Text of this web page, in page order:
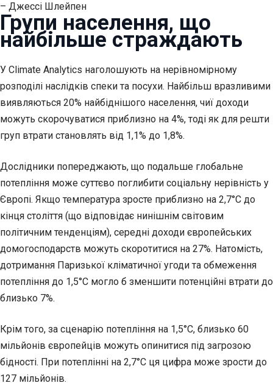
– Джессі Шлейпен
Групи населення, що
найбільше страждають
У Climate Analytics наголошують на нерівномірному
розподілі наслідків спеки та посухи. Найбільш вразливими
виявляються 20% найбіднішого населення, чиї доходи
можуть скорочуватися приблизно на 4%, тоді як для решти
груп втрати становлять від 1,1% до 1,8%.
Дослідники попереджають, що подальше глобальне
потепління може суттєво поглибити соціальну нерівність у
Європі. Якщо температура зросте приблизно на 2,7°C до
кінця століття (що відповідає нинішнім світовим
політичним тенденціям), середні доходи європейських
домогосподарств можуть скоротитися на 27%. Натомість,
дотримання Паризької кліматичної угоди та обмеження
потепління до 1,5°C могло б зменшити потенційні втрати до
близько 7%.
Крім того, за сценарію потепління на 1,5°C, близько 60
мільйонів європейців можуть опинитися під загрозою
бідності. При потеплінні на 2,7°C ця цифра може зрости до
127 мільйонів.